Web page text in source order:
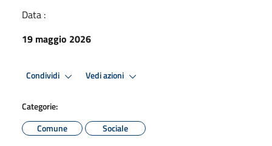
Data :
19 maggio 2026
Condividi Vedi azioni
Categorie:
Comune
Sociale